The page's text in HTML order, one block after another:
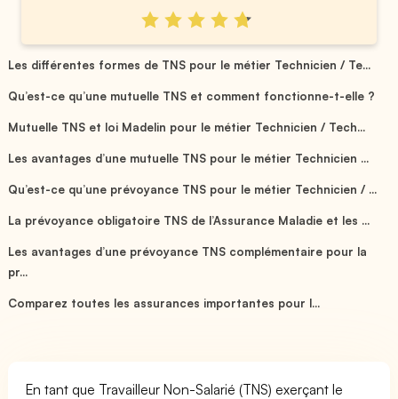
Les différentes formes de TNS pour le métier Technicien / Te...
Qu’est-ce qu’une mutuelle TNS et comment fonctionne-t-elle ?
Mutuelle TNS et loi Madelin pour le métier Technicien / Tech...
Les avantages d’une mutuelle TNS pour le métier Technicien ...
Qu’est-ce qu’une prévoyance TNS pour le métier Technicien / ...
La prévoyance obligatoire TNS de l’Assurance Maladie et les ...
Les avantages d’une prévoyance TNS complémentaire pour la
pr...
Comparez toutes les assurances importantes pour l...
En tant que Travailleur Non-Salarié (TNS) exerçant le